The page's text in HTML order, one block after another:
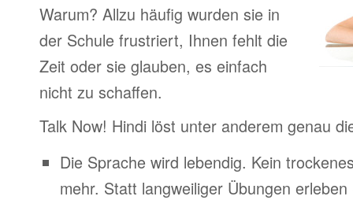
Warum? Allzu häufig wurden sie in
der Schule frustriert, Ihnen fehlt die
Zeit oder sie glauben, es einfach
nicht zu schaffen.
Talk Now! Hindi löst unter anderem genau
Die Sprache wird lebendig. Kein
mehr. Statt langweiliger Übungen